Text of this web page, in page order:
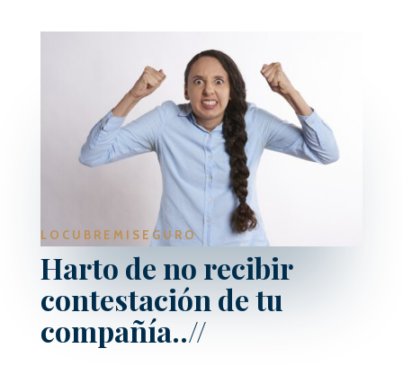
LOCUBREMISEGURO
Harto de no recibir
contestación de tu
compañía..//